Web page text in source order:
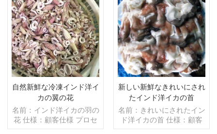
グ,10kg /織りバッグ（カ
スタマイズ可能） 販売モ
デル：卸売/輸出 min .注
文：20フィートコンテ
ナ/40フィートコンテナ 支
払い：TT/С確認された取
消不能のLCを一目で 発
送：入金確認後20日以内
起源：中国 ブランド：fu
wang hang
続きを読む
ッグ,10kg /織りバッグ
（カスタマイズ可能） 販
売モデル：卸売/輸出 min .
注文：20フィートコンテ
ナ/40フィートコンテナ 支
払い：TT/С確認された取
消不能のLCを一目で 発
送：入金確認後20日以内
起源：中国 ブランド：fu
wang hang
続きを読む
自然新鮮な冷凍インド洋イ
カの翼の花
名前：インド洋イカの羽の
花 仕様：顧客仕様 プロセ
ス：ブランチング, グレー
新しい新鮮なきれいにされ
たインド洋イカの首
名前：きれいにされたイン
ド洋イカの首 仕様：顧客
仕様 プロセス：洗浄済み